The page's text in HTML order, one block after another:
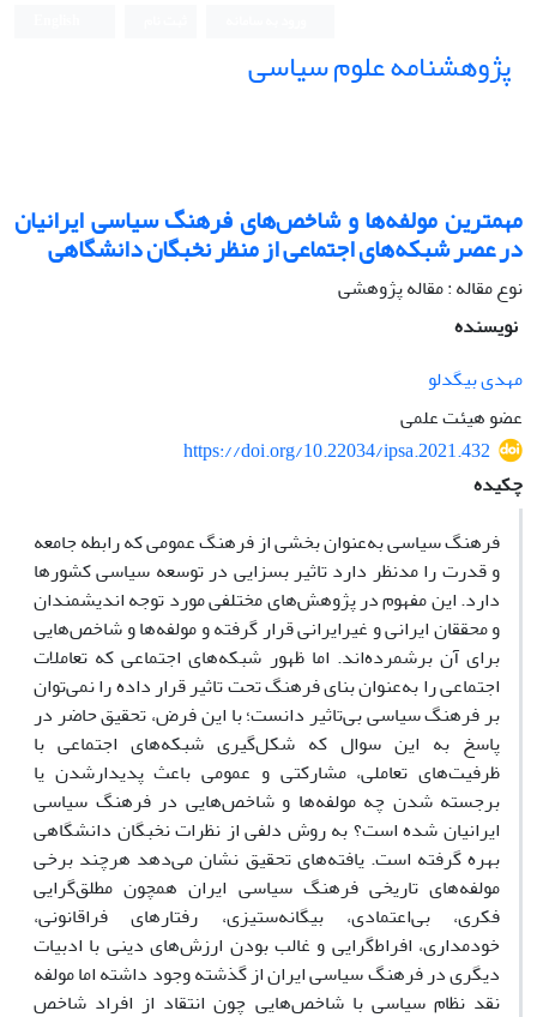
پژوهشنامه علوم سیاسی
مهمترین مولفه‌ها و شاخص‌های فرهنگ سیاسی ایرانیان
در عصر شبکه‌های اجتماعی از منظر نخبگان دانشگاهی
نوع مقاله : مقاله پژوهشی
نویسنده
مهدی بیگدلو
عضو هیئت علمی
https://doi.org/10.22034/ipsa.2021.432
چکیده
فرهنگ سیاسی به‌عنوان بخشی از فرهنگ عمومی که رابطه جامعه
و قدرت را مدنظر دارد تاثیر بسزایی در توسعه سیاسی کشورها
دارد. این مفهوم در پژوهش‌های مختلفی مورد توجه اندیشمندان
و محققان ایرانی و غیرایرانی قرار گرفته و مولفه‌ها و شاخص‌هایی
برای آن برشمرده‌اند. اما ظهور شبکه‌های اجتماعی که تعاملات
اجتماعی را به‌عنوان بنای فرهنگ تحت تاثیر قرار داده را نمی‌توان
بر فرهنگ سیاسی بی‌تاثیر دانست؛ با این فرض، تحقیق حاضر در
پاسخ به این سوال که شکل‌گیری شبکه‌های اجتماعی با
ظرفیت‌های تعاملی، مشارکتی و عمومی باعث پدیدارشدن یا
برجسته شدن چه مولفه‌ها و شاخص‌هایی در فرهنگ سیاسی
ایرانیان شده است؟ به روش دلفی از نظرات نخبگان دانشگاهی
بهره گرفته است. یافته‌های تحقیق نشان می‌دهد هرچند برخی
مولفه‌های تاریخی فرهنگ سیاسی ایران همچون مطلق‌گرایی
فکری، بی‌اعتمادی، بیگانه‌ستیزی، رفتارهای فراقانونی،
خودمداری، افراط‌گرایی و غالب بودن ارزش‌های دینی با ادبیات
دیگری در فرهنگ سیاسی ایران از گذشته وجود داشته اما مولفه
نقد نظام سیاسی با شاخص‌هایی چون انتقاد از افراد شاخص